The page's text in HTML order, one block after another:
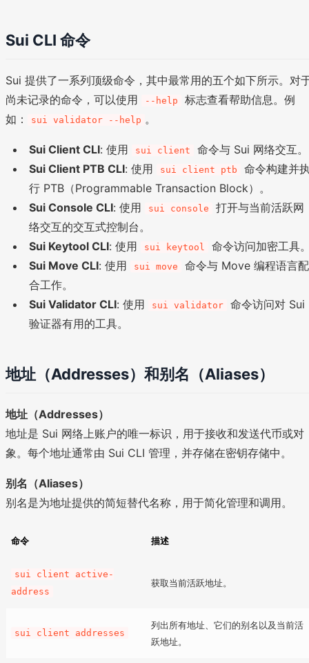
Sui CLI 命令
Sui 提供了一系列顶级命令，其中最常用的五个如下所示。对
尚未记录的命令，可以使用
--help
标志查看帮助信息。例
如：
sui validator --help 。
Sui Client CLI: 使用 sui client
命令与 Sui 网络交互。
Sui Client PTB CLI: 使用 sui client ptb
命令构建并
行 PTB（Programmable Transaction Block）。
Sui Console CLI: 使用 sui console
打开与当前活跃网
络交互的交互式控制台。
Sui Keytool CLI: 使用 sui keytool
命令访问加密工具
Sui Move CLI: 使用 sui move
命令与 Move 编程语言配
合工作。
Sui Validator CLI: 使用 sui validator
命令访问对 Sui
验证器有用的工具。
地址（Addresses）和别名（Aliases）
地址（Addresses）
地址是 Sui 网络上账户的唯一标识，用于接收和发送代币或对
象。每个地址通常由 Sui CLI 管理，并存储在密钥存储中。
别名（Aliases）
别名是为地址提供的简短替代名称，用于简化管理和调用。
命令 描述
sui client active-
address
获取当前活跃地址。
sui client addresses
列出所有地址、它们的别名以及当前活
跃地址。